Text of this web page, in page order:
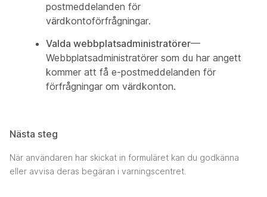
postmeddelanden för
värdkontoförfrågningar.
Valda webbplatsadministratörer—
Webbplatsadministratörer som du har angett
kommer att få e-postmeddelanden för
förfrågningar om värdkonton.
Nästa steg
När användaren har skickat in formuläret kan du godkänna
eller avvisa deras begäran i varningscentret.